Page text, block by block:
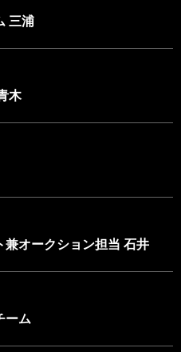
三浦
木
兼オークション担当 石井
ーム